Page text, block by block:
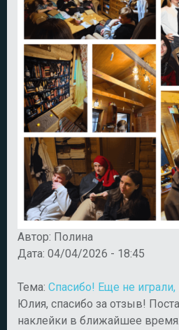
Автор: Полина
Дата: 04/04/2026 - 18:45
Тема: Спасибо! Еще не играли,
Юлия, спасибо за отзыв!
наклейки в ближайшее время.